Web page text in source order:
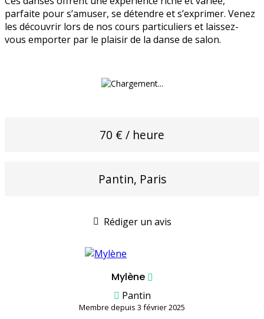
parfaite pour s’amuser, se détendre et s’exprimer. Venez
les découvrir lors de nos cours particuliers et laissez-
vous emporter par le plaisir de la danse de salon.
70 € / heure
Pantin, Paris
Rédiger un avis
Mylène
Pantin
Membre depuis 3 février 2025